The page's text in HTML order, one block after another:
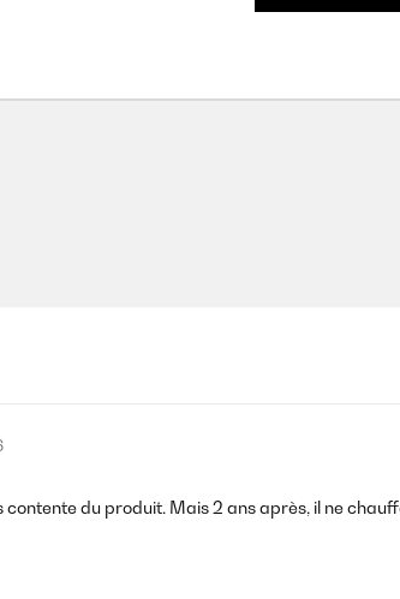
du produit. Mais 2 ans après, il ne